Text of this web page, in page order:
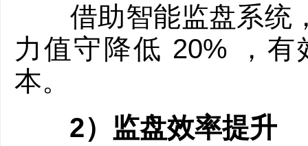
借助智能监盘系统
力值守降低 20% ，
本。
2）监盘效率提升